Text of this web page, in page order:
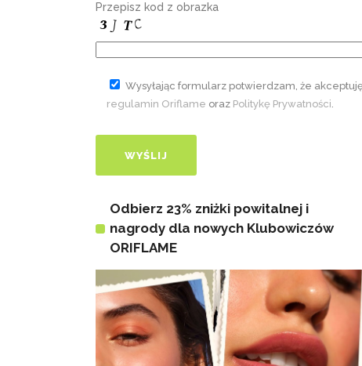
Przepisz kod z obrazka
Wysyłając formularz potwierdzam, że
regulamin Oriflame oraz Politykę Prywatności.
Odbierz 23% zniżki powitalnej i
nagrody dla nowych Klubowiczów
ORIFLAME